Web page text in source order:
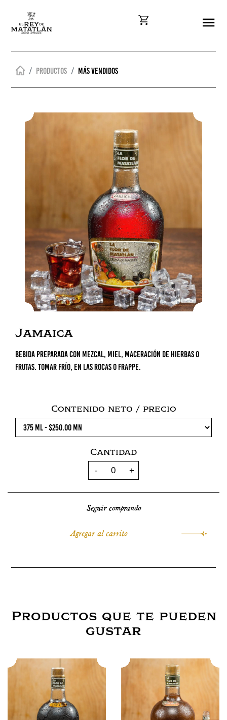
Productos Más vendidos
Jamaica
Bebida preparada con mezcal, miel, maceración de hierbas o
frutas. Tomar frío, en las rocas o frappe.
Contenido neto / precio
Cantidad
Seguir comprando
Productos que te pueden
gustar